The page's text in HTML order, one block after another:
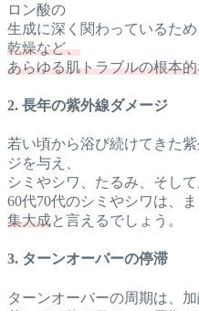
ロン酸の
生成に深く関わっているため
乾燥など、
あらゆる肌トラブルの根本
2. 長年の紫外線ダメージ
若い頃から浴び続けてきた
ジを与え、
シミやシワ、たるみ、そし
60代70代のシミやシワは、ま
集大成と言えるでしょう。
3. ターンオーバーの停滞
ターンオーバーの周期は、